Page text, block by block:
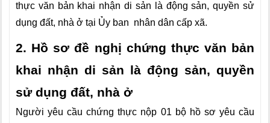
thực văn bản khai nhận di sản là động sản, quyền sử
dụng đất, nhà ở tại Ủy ban nhân dân cấp xã.
2. Hồ sơ đề nghị chứng thực văn bản
khai nhận di sản là động sản, quyền
sử dụng đất, nhà ở
Người yêu cầu chứng thực nộp 01 bộ hồ sơ yêu cầu